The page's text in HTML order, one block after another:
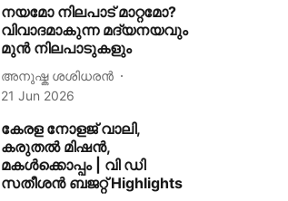
നയമോ നിലപാട് മാറ്റമോ?
വിവാദമാകുന്ന മദ്യനയവും
മുൻ നിലപാടുകളും
അനുഷ്ക ശശിധരൻ
21 Jun 2026
കേരള നോളജ് വാലി,
കരുതൽ മിഷൻ,
മകൾക്കൊപ്പം | വി ഡി
സതീശൻ ബജറ്റ് Highlights